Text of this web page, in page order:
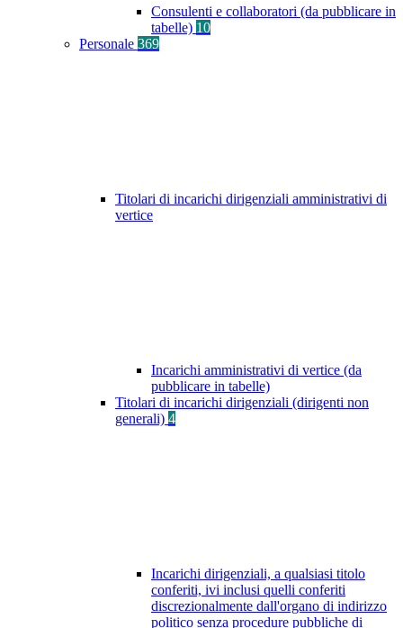
Consulenti e collaboratori (da pubblicare in
tabelle) 10
Personale 369
Titolari di incarichi dirigenziali amministrativi di
vertice
Incarichi amministrativi di vertice (da
pubblicare in tabelle)
Titolari di incarichi dirigenziali (dirigenti non
generali) 4
Incarichi dirigenziali, a qualsiasi titolo
conferiti, ivi inclusi quelli conferiti
discrezionalmente dall'organo di indirizzo
politico senza procedure pubbliche di